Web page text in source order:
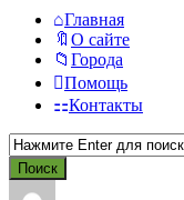
Главная
О сайте
Города
Помощь
Контакты